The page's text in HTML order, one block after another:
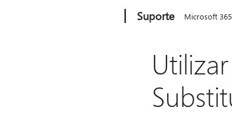
Suporte Microsoft 365